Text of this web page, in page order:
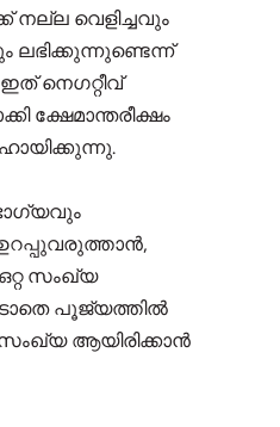
നല്ല വെളിച്ചവും
നെഗറ്റീവ്
ക്ഷേമാന്തരീക്ഷം
ഉറപ്പുവരുത്താൻ,
സംഖ്യ
പൂജ്യത്തിൽ
ആയിരിക്കാൻ